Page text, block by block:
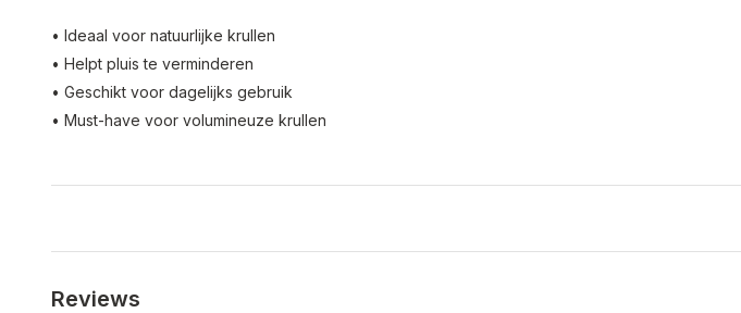
• Ideaal voor natuurlijke krullen
• Helpt pluis te verminderen
• Geschikt voor dagelijks gebruik
• Must-have voor volumineuze krullen
Reviews